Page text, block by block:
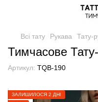
Всі тату Рукава Тату-
Тимчасове
Артикул: TQB-190
ЗАЛИШИЛОСЯ 2 ДНІ